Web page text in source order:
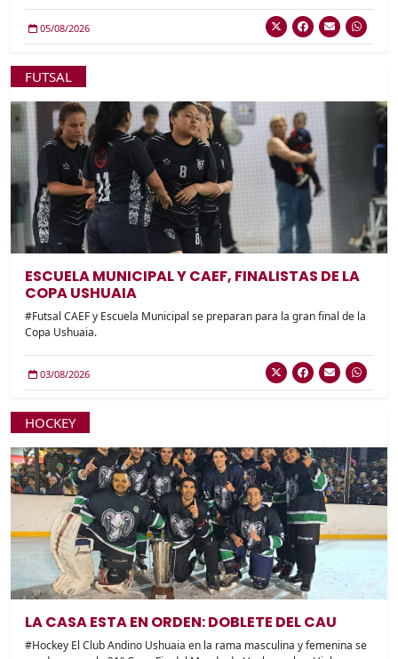
05/08/2026
FUTSAL
ESCUELA MUNICIPAL Y CAEF, FINALISTAS DE LA
COPA USHUAIA
#Futsal CAEF y Escuela Municipal se preparan para la gran final de la
Copa Ushuaia.
03/08/2026
HOCKEY
LA CASA ESTA EN ORDEN: DOBLETE DEL CAU
#Hockey El Club Andino Ushuaia en la rama masculina y femenina se